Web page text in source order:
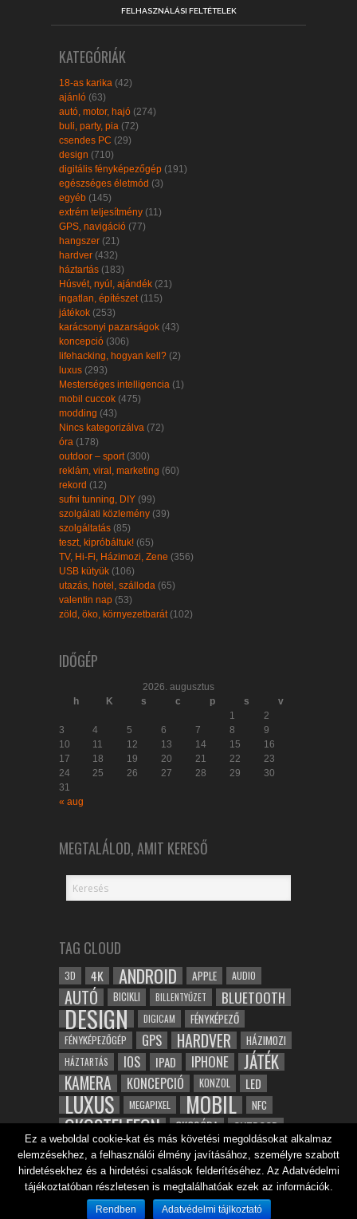
FELHASZNÁLÁSI FELTÉTELEK
KATEGÓRIÁK
18-as karika (42)
ajánló (63)
autó, motor, hajó (274)
buli, party, pia (72)
csendes PC (29)
design (710)
digitális fényképezőgép (191)
egészséges életmód (3)
egyéb (145)
extrém teljesítmény (11)
GPS, navigáció (77)
hangszer (21)
hardver (432)
háztartás (183)
Húsvét, nyúl, ajándék (21)
ingatlan, építészet(115)
játékok (253)
karácsonyi pazarságok (43)
koncepció (306)
lifehacking, hogyan kell? (2)
luxus (293)
Mesterséges intelligencia (1)
mobil cuccok (475)
modding (43)
Nincs kategorizálva (72)
óra (178)
outdoor – sport(300)
reklám, viral, marketing (60)
rekord (12)
sufni tunning, DIY (99)
szolgálati közlemény (39)
szolgáltatás (85)
teszt, kipróbáltuk! (65)
TV, Hi-Fi, Házimozi, Zene (356)
USB kütyük (106)
utazás, hotel, szálloda (65)
valentin nap (53)
zöld, öko, környezetbarát(102)
IDŐGÉP
2026. augusztus
h
K s c p s
v
1
2
3
4 5 6 7 8
9
10
11 12 13 14 15
16
17
18 19 20 21 22
23
24
25 26 27 28 29
30
31
« aug
MEGTALÁLOD, AMIT KERESŐ
TAG CLOUD
3D 4K ANDROID APPLE AUDIO
AUTÓ BICIKLI BILLENTYŰZET BLUETOOTH
DESIGN DIGICAM FÉNYKÉPEZŐ
FÉNYKÉPEZŐGÉP GPS HARDVER HÁZIMOZI
HÁZTARTÁS IOS IPAD IPHONE JÁTÉK
KAMERA KONCEPCIÓ KONZOL LED
LUXUS MEGAPIXEL MOBIL NFC
OKOSTELEFON OKOSÓRA OUTDOOR
ROBOT SAMSUNG SPORT TABLET
TESZT VIDEÓ VÍZÁLLÓ WIFI ZENE ZÖLD
ÉPÍTÉSZET ÉRINTŐKÉPERNYŐ ÓRA
Ez a weboldal cookie-kat és más követési megoldásokat alkalmaz
elemzésekhez, a felhasználói élmény javításához, személyre szabott
hirdetésekhez és a hirdetési csalások felderítéséhez. Az Adatvédelmi
tájékoztatóban részletesen is megtalálhatóak ezek az információk.
Rendben Adatvédelmi tájlkoztató